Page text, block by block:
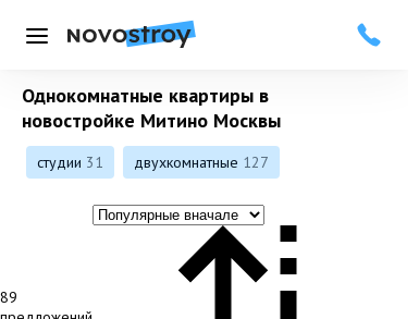
Меню
Однокомнатные квартиры в
новостройке Митино Москвы
студии 31 двухкомнатные 127
89